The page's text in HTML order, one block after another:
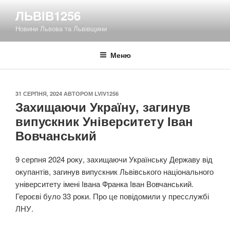
вмісту
ЛЬВІВ1256
Новини Львова та Львівщини
Меню
ОПУБЛІКОВАНО
31 СЕРПНЯ, 2024 АВТОРОМ LVIV1256
Захищаючи Україну, загинув
випускник Університету Іван
Вовчанський
9 серпня 2024 року, захищаючи Українську Державу від
окупантів, загинув випускник Львівського національного
університету імені Івана Франка Іван Вовчанський.
Героєві було 33 роки. Про це повідомили у пресслужбі
ЛНУ.